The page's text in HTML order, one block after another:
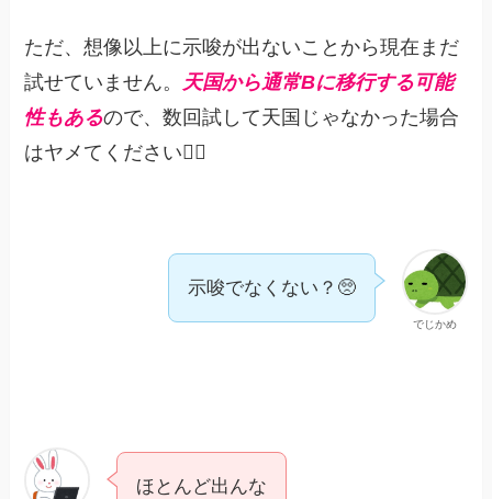
ただ、想像以上に示唆が出ないことから現在まだ
試せていません。 天国から通常Bに移行する可能
性もあるので、数回試して天国じゃなかった場合
はヤメてください🙇‍♀️
でじかめ
示唆でなくない？🥺
ほとんど出んな